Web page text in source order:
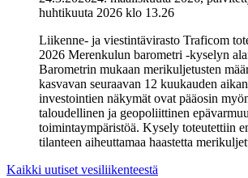
huhtikuuta 2026 klo 13.26
Liikenne- ja viestintävirasto Traficom
2026 Merenkulun barometri -kyselyn
Barometrin mukaan merikuljetusten
kasvavan seuraavan 12 kuukauden
investointien näkymät ovat pääosin
taloudellinen ja geopoliittinen
toimintaympäristöä. Kysely toteutettiin
tilanteen aiheuttamaa haastetta
Kaikki uutiset vesiliikenteestä